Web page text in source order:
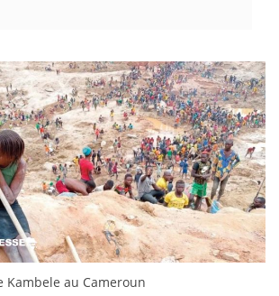
Guinée : Nimba
Réforme
Bénin : Patrice
au Cameroun